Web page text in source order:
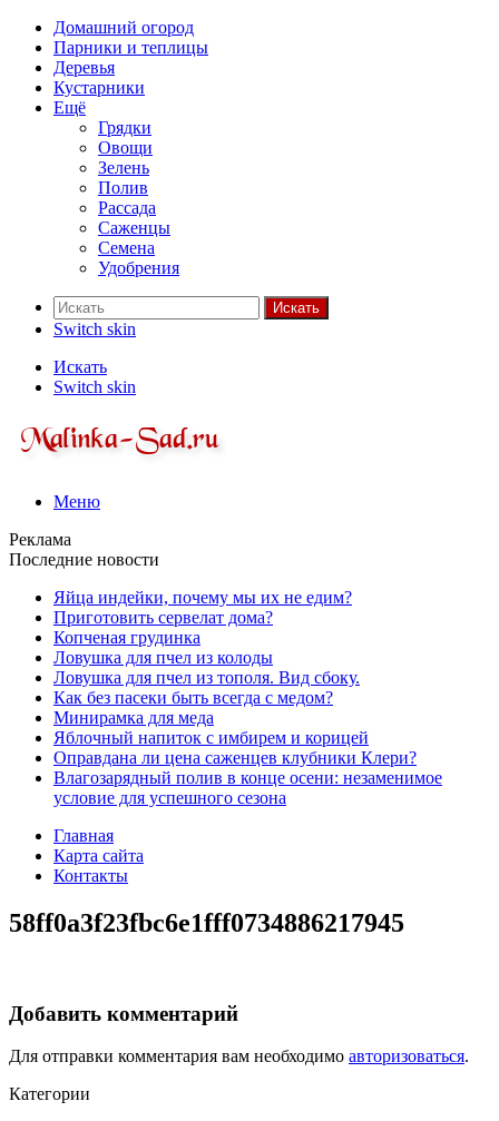
Домашний огород
Парники и теплицы
Деревья
Кустарники
Ещё
Грядки
Овощи
Зелень
Полив
Рассада
Саженцы
Семена
Удобрения
Искать
Switch skin
Искать
Switch skin
Меню
Реклама
Последние новости
Яйца индейки, почему мы их не едим?
Приготовить сервелат⁠⁠ дома?
Копченая грудинка
Ловушка для пчел из колоды
Ловушка для пчел из тополя. Вид сбоку.
Как без пасеки быть всегда с медом?
Минирамка для меда
Яблочный напиток с имбирем и корицей
Оправдана ли цена саженцев клубники Клери?
Влагозарядный полив в конце осени: незаменимое
условие для успешного сезона
Главная
Карта сайта
Контакты
58ff0a3f23fbc6e1fff0734886217945
Добавить комментарий
Для отправки комментария вам необходимо авторизоваться.
Категории